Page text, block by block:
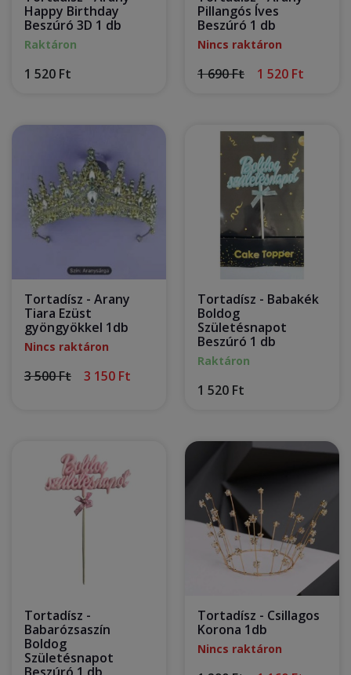
Happy Birthday
Beszúró 3D 1 db
Raktáron
1 520 Ft
Pillangós Íves
Beszúró 1 db
Nincs raktáron
1 690 Ft 1 520 Ft
Tortadísz - Arany
Tiara Ezüst
gyöngyökkel 1db
Nincs raktáron
3 500 Ft 3 150 Ft
Tortadísz - Babakék
Boldog
Születésnapot
Beszúró 1 db
Raktáron
1 520 Ft
Tortadísz -
Babarózsaszín
Boldog
Születésnapot
Tortadísz - Csillagos
Korona 1db
Nincs raktáron